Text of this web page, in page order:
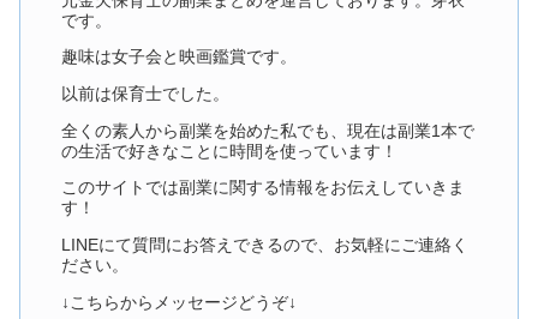
です。
趣味は女子会と映画鑑賞です。
以前は保育士でした。
全くの素人から副業を始めた私でも、現在は副業1本で
の生活で好きなことに時間を使っています！
このサイトでは副業に関する情報をお伝えしていきま
す！
LINEにて質問にお答えできるので、お気軽にご連絡く
ださい。
↓こちらからメッセージどうぞ↓